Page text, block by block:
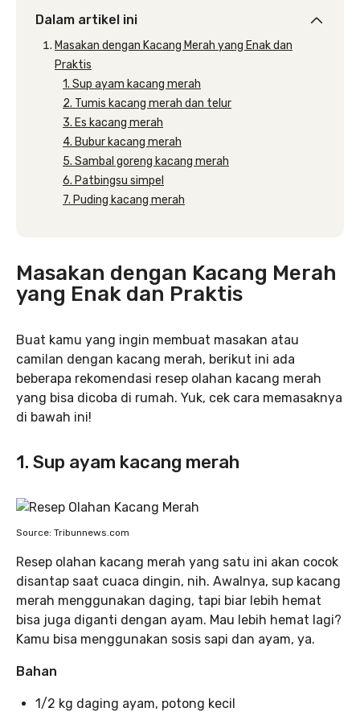
Dalam artikel ini
Masakan dengan Kacang Merah yang Enak dan
Praktis
1. Sup ayam kacang merah
2. Tumis kacang merah dan telur
3. Es kacang merah
4. Bubur kacang merah
5. Sambal goreng kacang merah
6. Patbingsu simpel
7. Puding kacang merah
Masakan dengan Kacang Merah
yang Enak dan Praktis
Buat kamu yang ingin membuat masakan atau
camilan dengan kacang merah, berikut ini ada
beberapa rekomendasi resep olahan kacang merah
yang bisa dicoba di rumah. Yuk, cek cara memasaknya
di bawah ini!
1. Sup ayam kacang merah
Source: Tribunnews.com
Resep olahan kacang merah yang satu ini akan cocok
disantap saat cuaca dingin, nih. Awalnya, sup kacang
merah menggunakan daging, tapi biar lebih hemat
bisa juga diganti dengan ayam. Mau lebih hemat lagi?
Kamu bisa menggunakan sosis sapi dan ayam, ya.
Bahan
1/2 kg daging ayam, potong kecil